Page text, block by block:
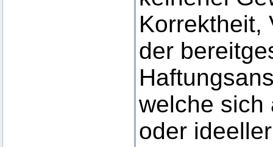
Korrektheit,
der
welche sich
oder